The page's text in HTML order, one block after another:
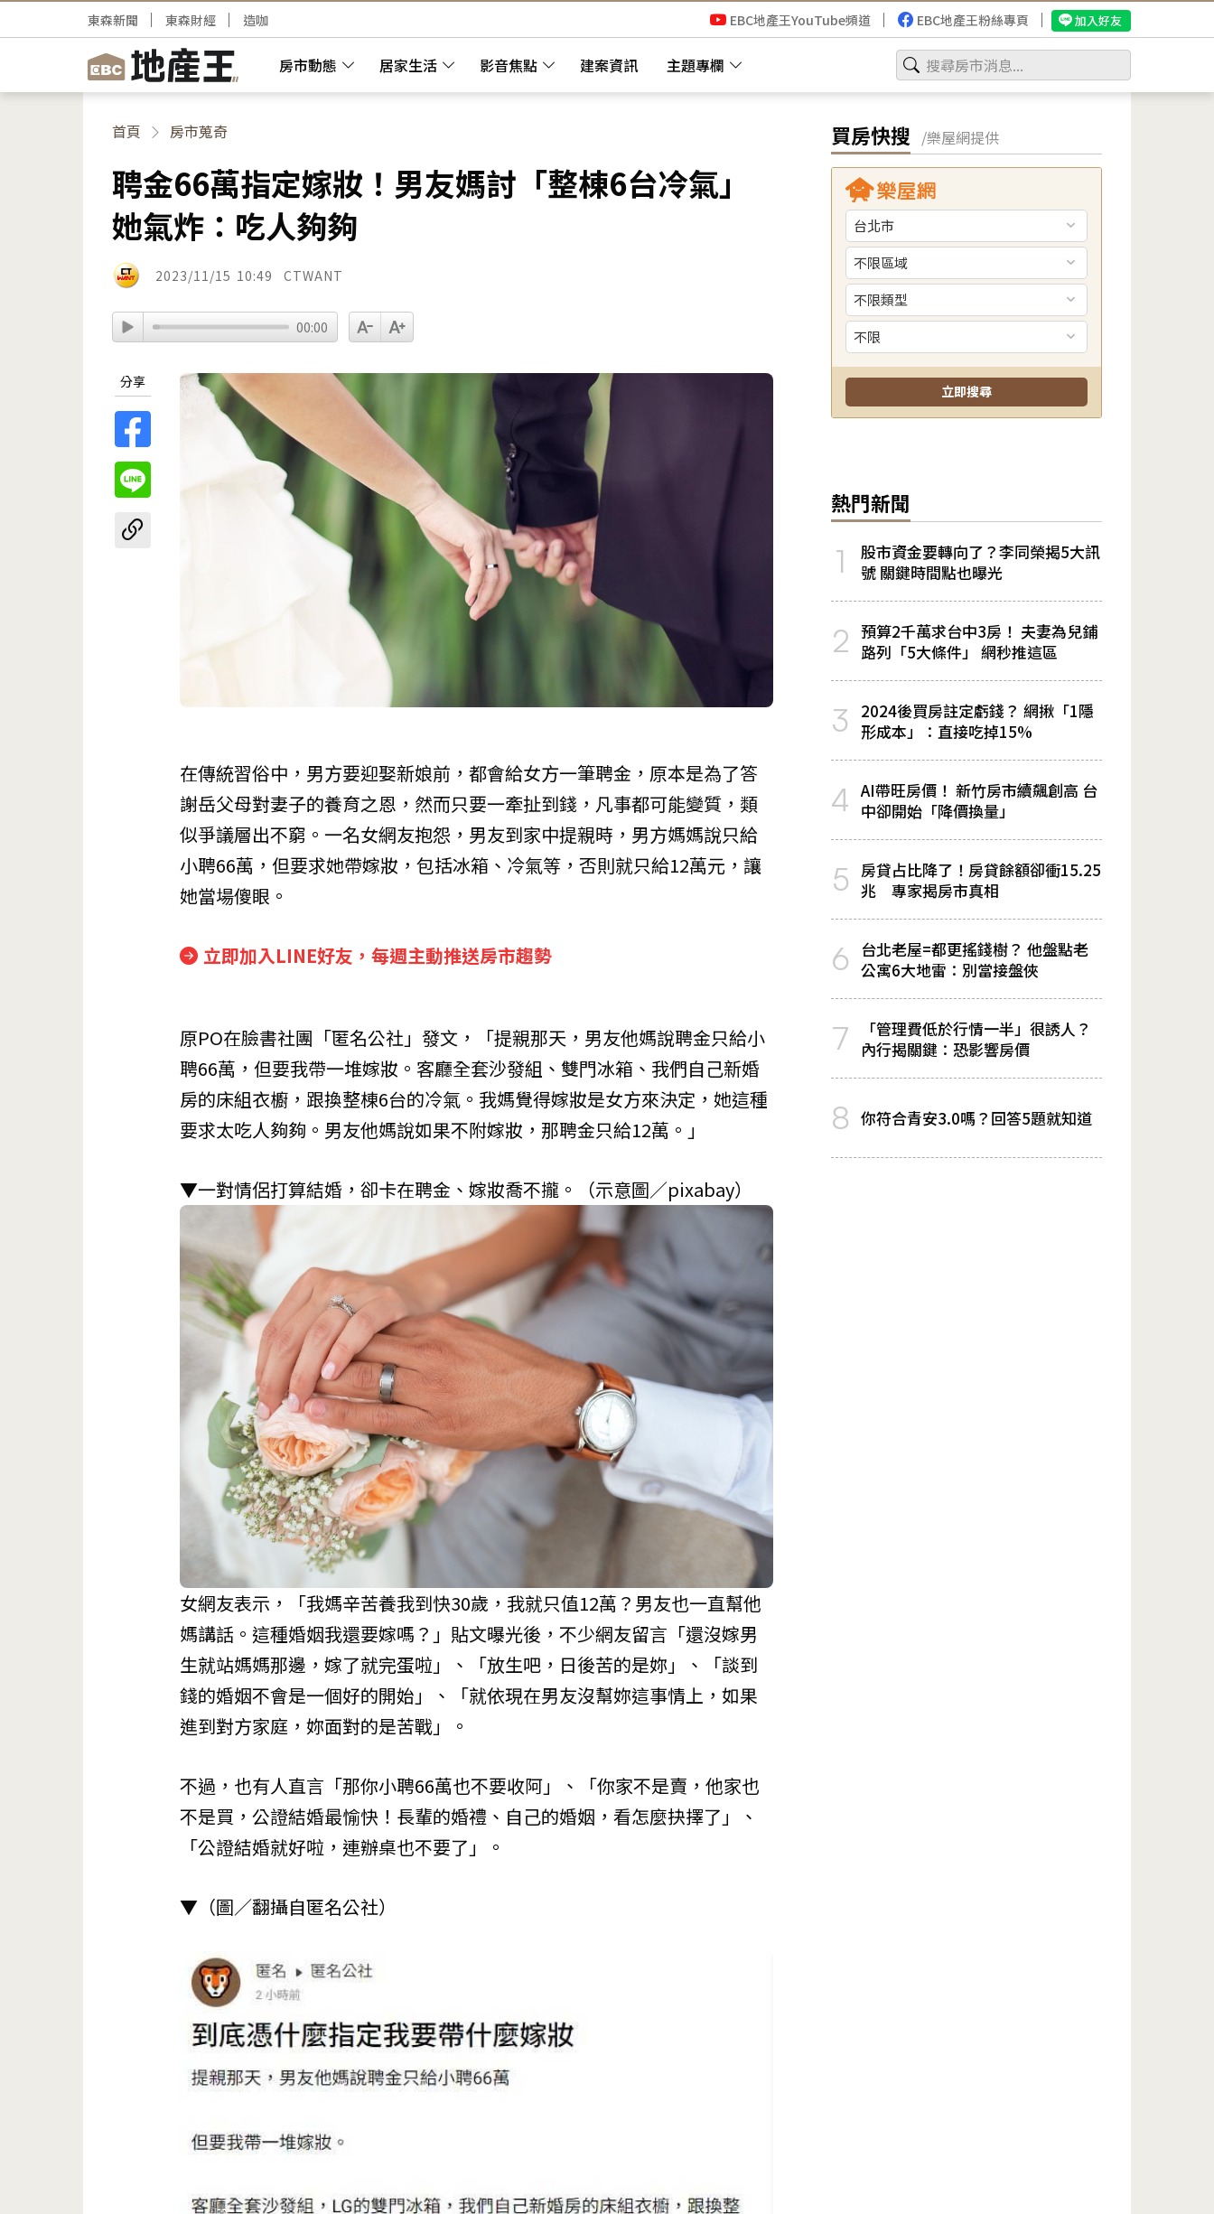
房市動態 居家生活 影音焦點 建案資訊 主題專欄
東森新聞 東森財經 造咖 EBC地產王YouTube頻道 EBC地產王粉絲專頁 加入好友
首頁 房市蒐奇
聘金66萬指定嫁妝！男友媽討「整棟6台冷氣」
她氣炸：吃人夠夠
2023/11/15 10:49 CTWANT
00:00
分享
在傳統習俗中，男方要迎娶新娘前，都會給女方一筆聘金，原本是為了答
謝岳父母對妻子的養育之恩，然而只要一牽扯到錢，凡事都可能變質，類
似爭議層出不窮。一名女網友抱怨，男友到家中提親時，男方媽媽說只給
小聘66萬，但要求她帶嫁妝，包括冰箱、冷氣等，否則就只給12萬元，讓
她當場傻眼。
立即加入LINE好友，每週主動推送房市趨勢
原PO在臉書社團「匿名公社」發文，「提親那天，男友他媽說聘金只給小
聘66萬，但要我帶一堆嫁妝。客廳全套沙發組、雙門冰箱、我們自己新婚
房的床組衣櫥，跟換整棟6台的冷氣。我媽覺得嫁妝是女方來決定，她這種
要求太吃人夠夠。男友他媽說如果不附嫁妝，那聘金只給12萬。」
▼一對情侶打算結婚，卻卡在聘金、嫁妝喬不攏。（示意圖／pixabay）
女網友表示，「我媽辛苦養我到快30歲，我就只值12萬？男友也一直幫他
媽講話。這種婚姻我還要嫁嗎？」貼文曝光後，不少網友留言「還沒嫁男
生就站媽媽那邊，嫁了就完蛋啦」、「放生吧，日後苦的是妳」、「談到
錢的婚姻不會是一個好的開始」、「就依現在男友沒幫妳這事情上，如果
進到對方家庭，妳面對的是苦戰」。
不過，也有人直言「那你小聘66萬也不要收阿」、「你家不是賣，他家也
不是買，公證結婚最愉快！長輩的婚禮、自己的婚姻，看怎麼抉擇了」、
「公證結婚就好啦，連辦桌也不要了」。
▼（圖／翻攝自匿名公社）
買房快搜 /樂屋網提供
熱門新聞
1
股市資金要轉向了？李同榮揭5大訊
號 關鍵時間點也曝光
2 預算2千萬求台中3房！ 夫妻為兒鋪
路列「5大條件」 網秒推這區
3
2024後買房註定虧錢？ 網揪「1隱
形成本」：直接吃掉15%
4 AI帶旺房價！ 新竹房市續飆創高 台
中卻開始「降價換量」
5 房貸占比降了！房貸餘額卻衝15.25
兆 專家揭房市真相
6
台北老屋=都更搖錢樹？ 他盤點老
公寓6大地雷：別當接盤俠
7
「管理費低於行情一半」很誘人？
內行揭關鍵：恐影響房價
8 你符合青安3.0嗎？回答5題就知道